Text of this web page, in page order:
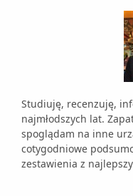
Studiuję, recenzuję,
najmłodszych lat.
spoglądam na inne
cotygodniowe
zestawienia z